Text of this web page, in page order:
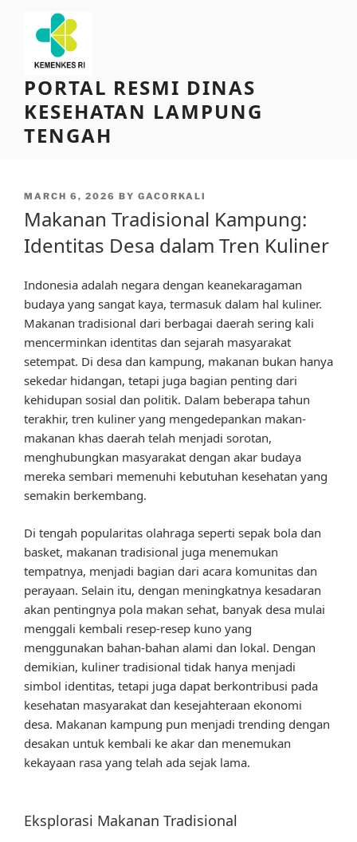
content
PORTAL RESMI DINAS
KESEHATAN LAMPUNG
TENGAH
POSTED
MARCH 6, 2026 BY GACORKALI
Makanan Tradisional Kampung:
Identitas Desa dalam Tren Kuliner
Indonesia adalah negara dengan keanekaragaman
budaya yang sangat kaya, termasuk dalam hal kuliner.
Makanan tradisional dari berbagai daerah sering kali
mencerminkan identitas dan sejarah masyarakat
setempat. Di desa dan kampung, makanan bukan hanya
sekedar hidangan, tetapi juga bagian penting dari
kehidupan sosial dan politik. Dalam beberapa tahun
terakhir, tren kuliner yang mengedepankan makan-
makanan khas daerah telah menjadi sorotan,
menghubungkan masyarakat dengan akar budaya
mereka sembari memenuhi kebutuhan kesehatan yang
semakin berkembang.
Di tengah popularitas olahraga seperti sepak bola dan
basket, makanan tradisional juga menemukan
tempatnya, menjadi bagian dari acara komunitas dan
perayaan. Selain itu, dengan meningkatnya kesadaran
akan pentingnya pola makan sehat, banyak desa mulai
menggali kembali resep-resep kuno yang
menggunakan bahan-bahan alami dan lokal. Dengan
demikian, kuliner tradisional tidak hanya menjadi
simbol identitas, tetapi juga dapat berkontribusi pada
kesehatan masyarakat dan kesejahteraan ekonomi
desa. Makanan kampung pun menjadi trending dengan
desakan untuk kembali ke akar dan menemukan
kekayaan rasa yang telah ada sejak lama.
Eksplorasi Makanan Tradisional